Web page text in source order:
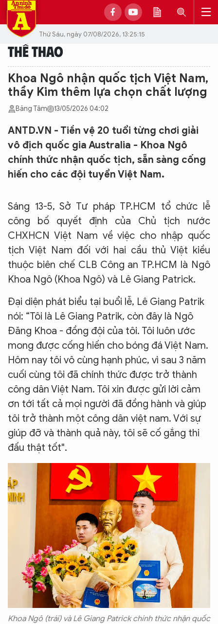
Thứ Sáu, ngày 07/08/2026, 13:25:15
THỂ THAO
Khoa Ngô nhận quốc tịch Việt Nam,
thầy Kim thêm lựa chọn chất lượng
Băng Tâm 13/05/2026 04:02
ANTD.VN - Tiền vệ 20 tuổi từng chơi giải
vô địch quốc gia Australia - Khoa Ngô
chính thức nhận quốc tịch, sẵn sàng cống
hiến cho các đội tuyển Việt Nam.
Sáng 13-5, Sở Tư pháp TP.HCM tổ chức lễ
công bố quyết định của Chủ tịch nước
CHXHCN Việt Nam về việc cho nhập quốc
tịch Việt Nam đối với hai cầu thủ Việt kiều
thuộc biên chế CLB Công an TP.HCM là Ngô
Khoa Ngô (Khoa Ngô) và Lê Giang Patrick.
Đại diện phát biểu tại buổi lễ, Lê Giang Patrik
nói: “Tôi là Lê Giang Patrik, còn đây là Ngô
Đăng Khoa - đồng đội của tôi. Tôi luôn ước
mong được cống hiến cho bóng đá Việt Nam.
Hôm nay tôi vô cùng hạnh phúc, vì sau 3 năm
cuối cùng tôi đã chính thức được trở thành
công dân Việt Nam. Tôi xin được gửi lời cảm
ơn tới tất cả mọi người đã đồng hành và giúp
tôi trở thành một công dân việt nam. Với sự
giúp đỡ và thành quả này, tôi sẽ cố gắng thi
đấu thật tốt".
Khoa Ngô (trái) và Lê Giang Patrick chính thức nhận quốc